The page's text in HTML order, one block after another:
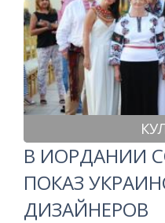
В ИОРДАНИИ
ПОКАЗ
ДИЗАЙНЕРОВ